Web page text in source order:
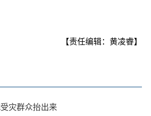
【责任编辑：黄凌睿】
灾群众抬出来